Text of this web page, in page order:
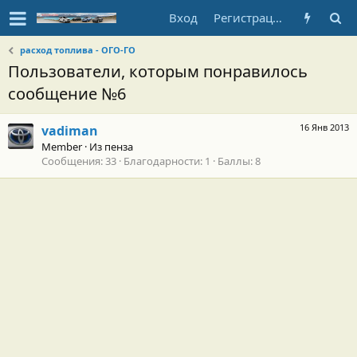
Вход Регистрация
расход топлива - ОГО-ГО
Пользователи, которым понравилось
сообщение №6
16 Янв 2013
vadiman
Member · Из пенза
Сообщения 33 Благодарности 1 Баллы 8